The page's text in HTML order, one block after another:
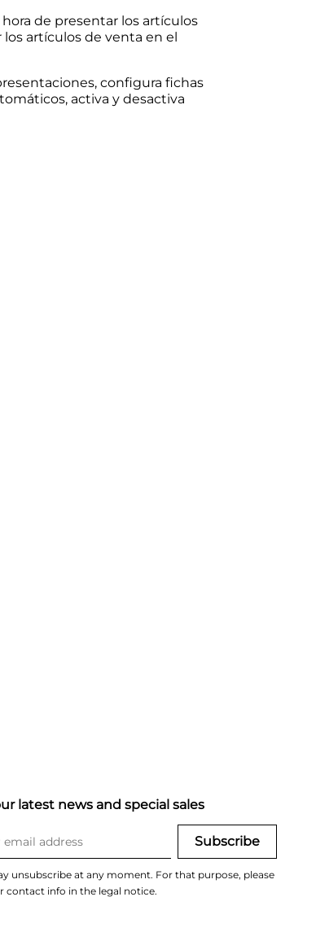
de presentar los artículos
artículos de venta en el
configura fichas
activa y desactiva
latest news and special sales
unsubscribe at any moment. For that purpose, please
contact info in the legal notice.